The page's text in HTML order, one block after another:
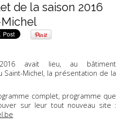
de la saison 2016
avait lieu, au bâtiment
Saint-Michel, la présentation de la
complet, programme que
sur leur tout nouveau site :